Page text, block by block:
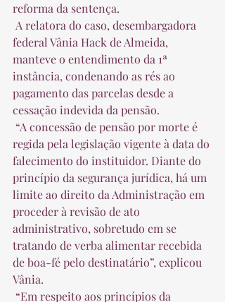
reforma da sentença.
federal Vânia Hack de Almeida,
manteve o entendimento da 1ª
instância, condenando as rés ao
pagamento das parcelas desde a
cessação indevida da pensão.
regida pela legislação vigente à data do
falecimento do instituidor. Diante do
princípio da segurança jurídica, há um
limite ao direito da Administração em
proceder à revisão de ato
administrativo, sobretudo em se
tratando de verba alimentar recebida
de boa-fé pelo destinatário”, explicou
Vânia.